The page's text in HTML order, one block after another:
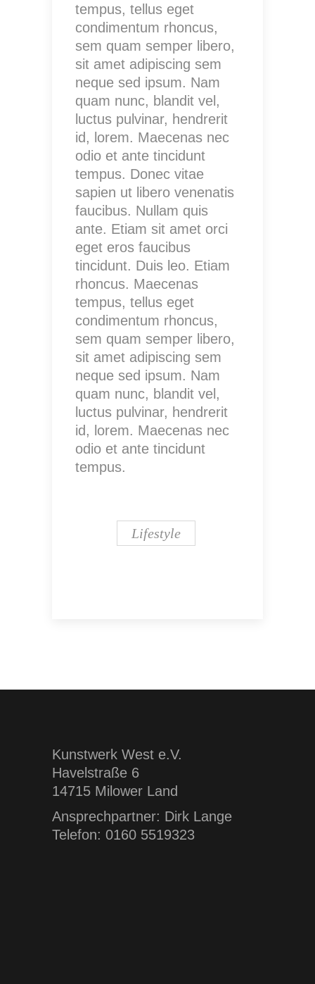
tempus, tellus eget
condimentum rhoncus,
sem quam semper libero,
sit amet adipiscing sem
neque sed ipsum. Nam
quam nunc, blandit vel,
luctus pulvinar, hendrerit
id, lorem. Maecenas nec
odio et ante tincidunt
tempus. Donec vitae
sapien ut libero venenatis
faucibus. Nullam quis
ante. Etiam sit amet orci
eget eros faucibus
tincidunt. Duis leo. Etiam
rhoncus. Maecenas
tempus, tellus eget
condimentum rhoncus,
sem quam semper libero,
sit amet adipiscing sem
neque sed ipsum. Nam
quam nunc, blandit vel,
luctus pulvinar, hendrerit
id, lorem. Maecenas nec
odio et ante tincidunt
tempus.
Lifestyle
Kunstwerk West e.V.
Havelstraße 6
14715 Milower Land
Ansprechpartner: Dirk Lange
Telefon: 0160 5519323